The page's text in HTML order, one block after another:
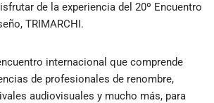
de la experiencia del 20º Encuentro
TRIMARCHI.
internacional que comprende
de profesionales de renombre,
audiovisuales y mucho más, para